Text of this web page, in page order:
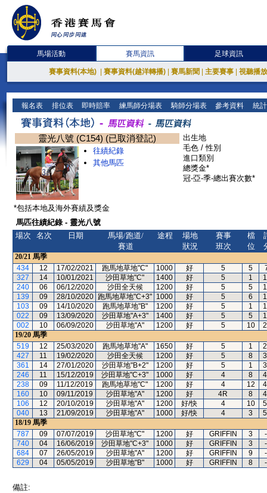
馬場活動 賽馬資訊 足球資訊
賽事資料(本地) 賽事資料(越洋轉播) 賽馬新聞 主要賽事 視聽播
報名表 排位表 即時賠率 練馬師分場表 騎師分場表 參考資料 統
靈光八號 (C154) (已取消登記)
往績紀錄
其他馬匹
出生地
毛色 / 性別
進口類別
總獎金*
冠-亞-季-總出賽次數*
*包括本地及海外賽績及獎金
馬匹往績紀錄 - 靈光八號
場次
名次 日期
馬場/跑道/
賽道
途程
場地
狀況
賽事
班次
檔
位
20/21 馬季
434
12 17/02/2021 跑馬地草地"C" 1000 好 5 5
327
14 10/01/2021 沙田草地"C" 1400 好 5 1
240
06 06/12/2020 沙田全天候 1200 好 5 5
139
09 28/10/2020 跑馬地草地"C+3" 1000 好 5 6
103
09 14/10/2020 跑馬地草地"B" 1200 好 5 1
022
09 13/09/2020 沙田草地"A+3" 1400 好 5 5
002
10 06/09/2020 沙田草地"A" 1200 好 5 10
19/20 馬季
519
12 25/03/2020 跑馬地草地"A" 1650 好 5 1
427
11 19/02/2020 沙田全天候 1200 好 5 8
361
14 27/01/2020 沙田草地"B+2" 1200 好 5 1
246
11 15/12/2019 沙田草地"C+3" 1000 好 4 8
238
09 11/12/2019 跑馬地草地"C" 1200 好 4 12
160
10 09/11/2019 沙田草地"A" 1200 好 4R 8
106
12 20/10/2019 沙田草地"A" 1200 好/快 4 10
040
13 21/09/2019 沙田草地"A" 1000 好/快 4 3
18/19 馬季
787
09 07/07/2019 沙田草地"C" 1200 好 GRIFFIN 3
740
04 16/06/2019 沙田草地"C+3" 1000 好 GRIFFIN 3
684
07 26/05/2019 沙田草地"A" 1200 好 GRIFFIN 9
629
04 05/05/2019 沙田草地"B" 1000 好 GRIFFIN 8
備註: